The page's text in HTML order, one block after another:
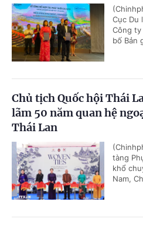
Cục Du
Công ty
bố Bản
Chủ tịch Quốc hội Thái
lãm 50 năm quan hệ
Thái Lan
tàng
khổ
Nam,